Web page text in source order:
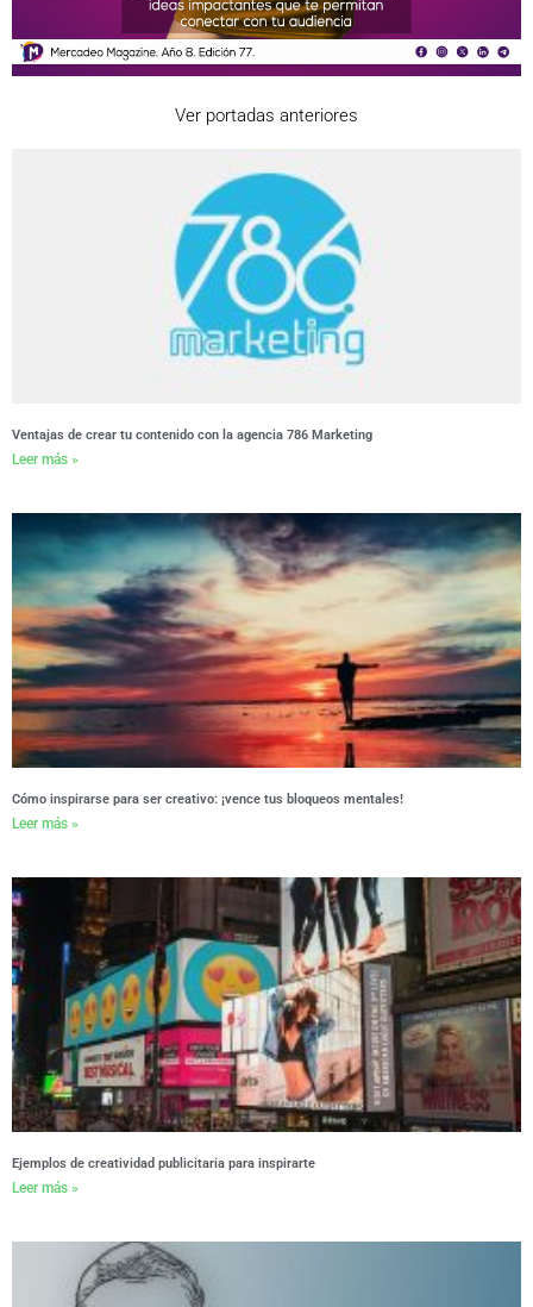
Ver portadas anteriores
Ventajas de crear tu contenido con la agencia 786 Marketing
Leer más »
Cómo inspirarse para ser creativo: ¡vence tus bloqueos mentales!
Leer más »
Ejemplos de creatividad publicitaria para inspirarte
Leer más »